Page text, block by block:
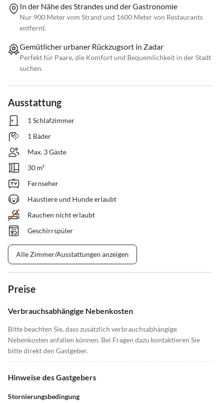
In der Nähe des Strandes und der Gastronomie
Nur 900 Meter vom Strand und 1600 Meter von Restaurants
entfernt.
Gemütlicher urbaner Rückzugsort in Zadar
Perfekt für Paare, die Komfort und Bequemlichkeit in der Stadt
suchen.
Ausstattung
1 Schlafzimmer
1 Bäder
Max. 3 Gäste
30 m²
Fernseher
Haustiere und Hunde erlaubt
Rauchen nicht erlaubt
Geschirrspüler
Alle Zimmer/Ausstattungen anzeigen
Preise
Verbrauchsabhängige Nebenkosten
Bitte beachten Sie, dass zusätzlich verbrauchsabhängige
Nebenkosten anfallen können. Bei Fragen dazu kontaktieren Sie
bitte direkt den Gastgeber.
Hinweise des Gastgebers
Stornierungsbedingung